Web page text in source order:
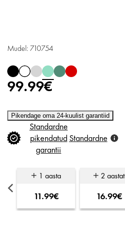
Mudel: 710754
99.99€
Pikendage oma 24-kuulist garantiid
Standardne
pikendatud
garantii
Standardne
1 aasta
11.99€
2 aastat
16.99€